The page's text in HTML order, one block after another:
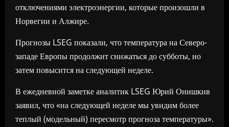
отключениями электроэнергии, которые произошли в
Норвегии и Алжире.
Прогнозы LSEG показали, что температура на Северо-
западе Европы продолжит снижаться до субботы, но
затем повысится на следующей неделе.
В ежедневной заметке аналитик LSEG Юрий Онишкив
заявил, что «на следующей неделе мы увидим более
теплый (модельный) пересмотр прогноза температуры».